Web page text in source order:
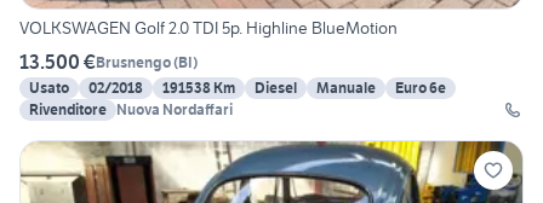
VOLKSWAGEN Golf 2.0 TDI 5p. Highline BlueMotion
13.500 €Brusnengo(BI)
Usato
02/2018 191538 Km Diesel Manuale
Euro 6e
Rivenditore Nuova Nordaffari